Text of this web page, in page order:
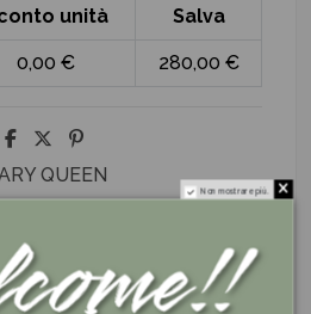
unità Salva
0,00 € 280,00 €
QUEEN
ricevi entro 3 giorni
superiore a 100€
Non mostrare più.